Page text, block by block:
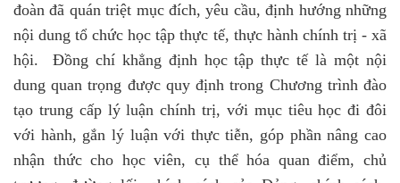
đoàn đã quán triệt mục đích, yêu cầu, định hướng những
nội dung tổ chức học tập thực tế, thực hành chính trị - xã
hội. Đồng chí khẳng định học tập thực tế là một nội
dung quan trọng được quy định trong Chương trình đào
tạo trung cấp lý luận chính trị, với mục tiêu học đi đôi
với hành, gắn lý luận với thực tiễn, góp phần nâng cao
nhận thức cho học viên, cụ thể hóa quan điểm, chủ